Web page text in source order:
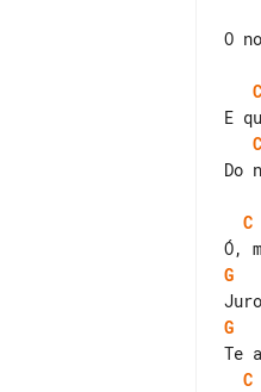
O
C
C
Do
C
G
G
C